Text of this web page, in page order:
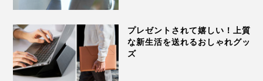
プレゼントされて嬉しい！上質
な新生活を送れるおしゃれグッ
ズ